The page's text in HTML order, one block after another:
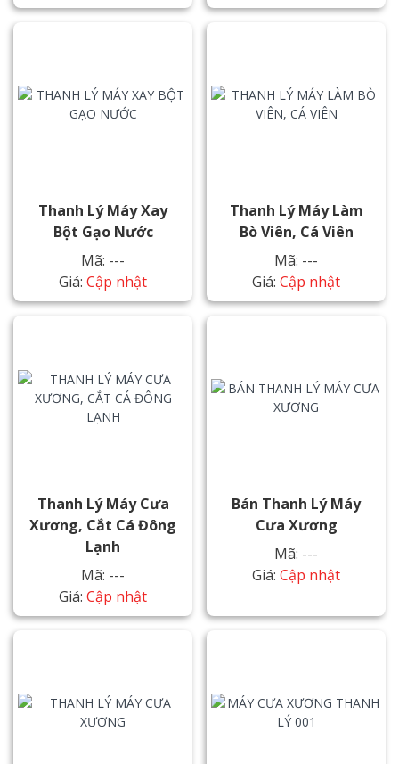
Thanh Lý Máy Xay
Bột Gạo Nước
Mã: ---
Giá: Cập nhật
Thanh Lý Máy Làm
Bò Viên, Cá Viên
Mã: ---
Giá: Cập nhật
Thanh Lý Máy Cưa
Xương, Cắt Cá Đông
Lạnh
Mã: ---
Giá: Cập nhật
Bán Thanh Lý Máy
Cưa Xương
Mã: ---
Giá: Cập nhật